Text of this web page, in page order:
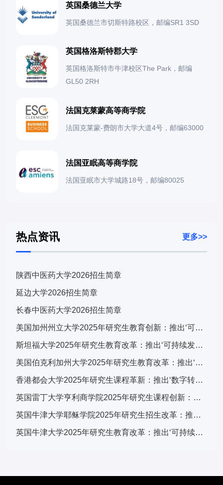
英国桑德兰大学
英国桑德兰市切斯特路校区，邮编SR1 3SD
英国格洛斯特郡大学
英国格洛斯特市牛津校区The Park，邮编
GL50 2RH
法国克莱蒙高等商学院
法国克莱蒙-费朗市大学大道4号，邮编63000
法国亚眠高等商学院
法国亚眠市大学城路18号，邮编80025
热点资讯 更多>>
陕西中医药大学2026招生简章
延边大学2026招生简章
长春中医药大学2026招生简章
美国加州州立大学2025年研究生教育创新：推出‘可持续发展与科技融合’跨学科计划，引发广泛关注
斯坦福大学2025年研究生教育改革：推出‘可持续发展与科技融合’跨学科计划，引发全球关注
美国伯克利加州大学2025年研究生教育改革：推出‘可持续发展与科技融合’交叉培养计划，引发学术界广泛关注
香港都会大学2025年研究生课程革新：推出‘数字转型与可持续发展’跨学科计划，引发广泛关注
英国雷丁大学亨利商学院2025年研究生课程创新：推出‘可持续金融与ESG’专项计划，引领商科教育新趋势
英国牛津大学耶稣学院2025年研究生招生改革：推出‘全球挑战’跨学科项目，引发国际教育界关注
英国牛津大学2025年研究生教育改革：推出‘可持续发展与全球挑战’交叉学科计划，引发国际教育界关注